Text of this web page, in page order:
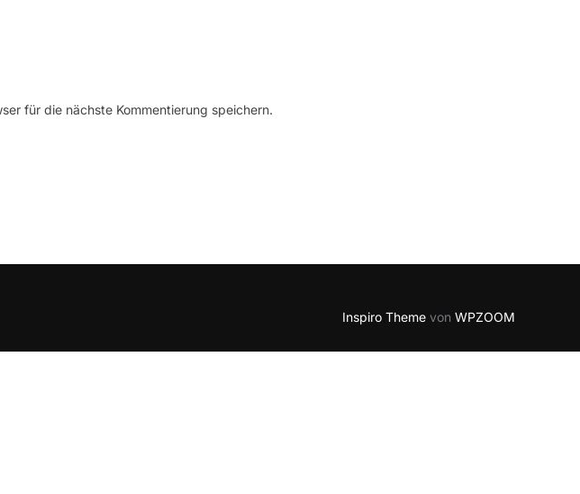
für die nächste Kommentierung speichern.
Inspiro Theme von WPZOOM